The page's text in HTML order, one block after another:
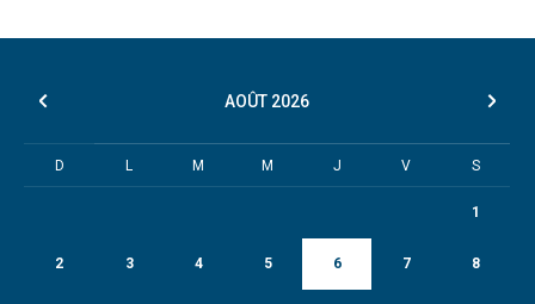
AOÛT 2026
D L M M J V S
1
2 3 4 5 6 7 8